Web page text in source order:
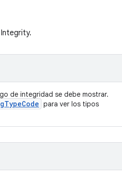
de integridad se debe mostrar.
para ver los tipos